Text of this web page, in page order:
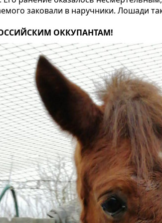
заковали в наручники. Лошади
ОККУПАНТАМ!